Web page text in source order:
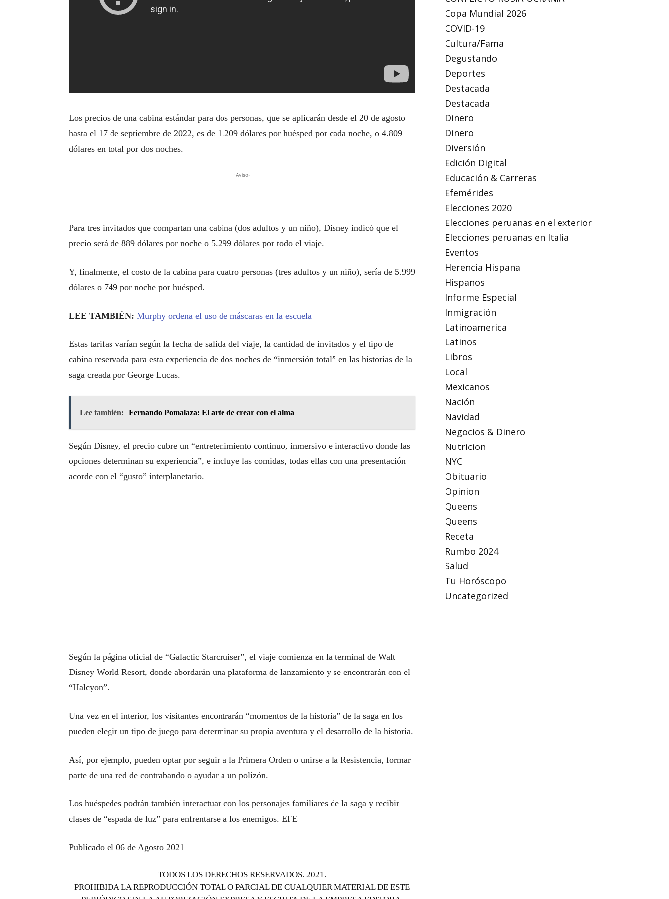
Los precios de una cabina estándar para dos personas, que se aplicarán desde el 20 de agosto
hasta el 17 de septiembre de 2022, es de 1.209 dólares por huésped por cada noche, o 4.809
dólares en total por dos noches.
-Aviso-
Para tres invitados que compartan una cabina (dos adultos y un niño), Disney indicó que el
precio será de 889 dólares por noche o 5.299 dólares por todo el viaje.
Y, finalmente, el costo de la cabina para cuatro personas (tres adultos y un niño), sería de 5.999
dólares o 749 por noche por huésped.
LEE TAMBIÉN: Murphy ordena el uso de máscaras en la escuela
Estas tarifas varían según la fecha de salida del viaje, la cantidad de invitados y el tipo de
cabina reservada para esta experiencia de dos noches de “inmersión total” en las historias de la
saga creada por George Lucas.
Lee también: Fernando Pomalaza: El arte de crear con el alma
Según Disney, el precio cubre un “entretenimiento continuo, inmersivo e interactivo donde las
opciones determinan su experiencia”, e incluye las comidas, todas ellas con una presentación
acorde con el “gusto” interplanetario.
Según la página oficial de “Galactic Starcruiser”, el viaje comienza en la terminal de Walt
Disney World Resort, donde abordarán una plataforma de lanzamiento y se encontrarán con el
“Halcyon”.
Una vez en el interior, los visitantes encontrarán “momentos de la historia” de la saga en los
pueden elegir un tipo de juego para determinar su propia aventura y el desarrollo de la historia.
Así, por ejemplo, pueden optar por seguir a la Primera Orden o unirse a la Resistencia, formar
parte de una red de contrabando o ayudar a un polizón.
Los huéspedes podrán también interactuar con los personajes familiares de la saga y recibir
clases de “espada de luz” para enfrentarse a los enemigos. EFE
Publicado el 06 de Agosto 2021
TODOS LOS DERECHOS RESERVADOS. 2021.
PROHIBIDA LA REPRODUCCIÓN TOTAL O PARCIAL DE CUALQUIER MATERIAL DE ESTE
Copa Mundial 2026
COVID-19
Cultura/Fama
Degustando
Deportes
Destacada
Destacada
Dinero
Dinero
Diversión
Edición Digital
Educación & Carreras
Efemérides
Elecciones 2020
Elecciones peruanas en el exterior
Elecciones peruanas en Italia
Eventos
Herencia Hispana
Hispanos
Informe Especial
Inmigración
Latinoamerica
Latinos
Libros
Local
Mexicanos
Nación
Navidad
Negocios & Dinero
Nutricion
NYC
Obituario
Opinion
Queens
Queens
Receta
Rumbo 2024
Salud
Tu Horóscopo
Uncategorized